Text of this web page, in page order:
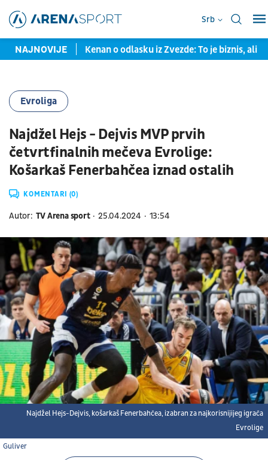
Srb
NAJNOVIJE
na dve godine Kenan o odlasku iz Zvezde: To je biznis, ali
Evroliga
Najdžel Hejs - Dejvis MVP prvih
četvrtfinalnih mečeva Evrolige:
Košarkaš Fenerbahčea iznad ostalih
KOMENTARI (0)
Autor: TV Arena sport 25.04.2024 13:54
Guliver
Najdžel Hejs-Dejvis, košarkaš Fenerbahčea, izabran za najkorisnijijeg igrača
Evrolige